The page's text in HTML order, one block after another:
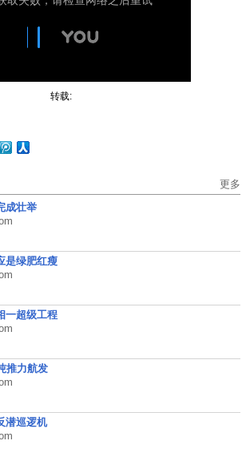
转载:
更多
成壮举
是绿肥红瘦
一超级工程
推力航发
潜巡逻机